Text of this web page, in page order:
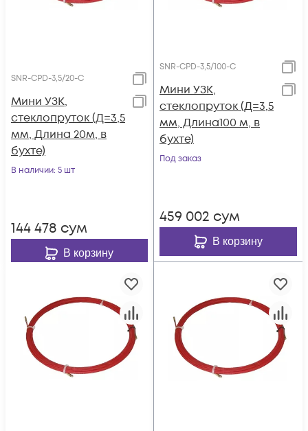
SNR-CPD-3,5/20-C
Мини УЗК,
стеклопруток (Д=3,5
мм, Длина 20м, в
бухте)
В наличии: 5 шт
144 478 сум
В корзину
SNR-CPD-3,5/100-C
Мини УЗК,
стеклопруток (Д=3,5
мм, Длина100 м, в
бухте)
Под заказ
459 002 сум
В корзину